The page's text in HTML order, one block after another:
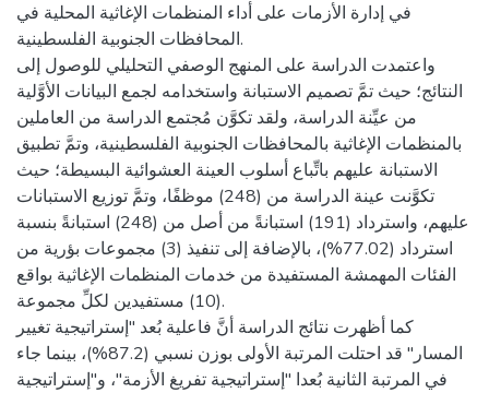
في إدارة الأزمات على أداء المنظمات الإغاثية المحلية في
المحافظات الجنوبية الفلسطينية.
واعتمدت الدراسة على المنهج الوصفي التحليلي للوصول إلى
النتائج؛ حيث تمَّ تصميم الاستبانة واستخدامه لجمع البيانات الأوَّلية
من عيِّنة الدراسة، ولقد تكوَّن مُجتمع الدراسة من العاملين
بالمنظمات الإغاثية بالمحافظات الجنوبية الفلسطينية، وتمَّ تطبيق
الاستبانة عليهم باتِّباع أسلوب العينة العشوائية البسيطة؛ حيث
تكوَّنت عينة الدراسة من (248) موظفًا، وتمَّ توزيع الاستبانات
عليهم، واسترداد (191) استبانةً من أصل من (248) استبانةً بنسبة
استرداد (77.02%)، بالإضافة إلى تنفيذ (3) مجموعات بؤرية من
الفئات المهمشة المستفيدة من خدمات المنظمات الإغاثية بواقع
(10) مستفيدين لكلِّ مجموعة.
كما أظهرت نتائج الدراسة أنَّ فاعلية بُعد "إستراتيجية تغيير
المسار" قد احتلت المرتبة الأولى بوزن نسبي (87.2%)، بينما جاء
في المرتبة الثانية بُعدا "إستراتيجية تفريغ الأزمة"، و"إستراتيجية